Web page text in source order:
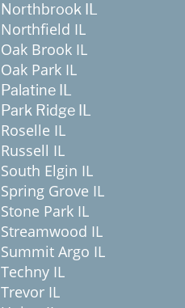
Northbrook IL
Northfield IL
Oak Brook IL
Oak Park IL
Palatine IL
Park Ridge IL
Roselle IL
Russell IL
South Elgin IL
Spring Grove IL
Stone Park IL
Streamwood IL
Summit Argo IL
Techny IL
Trevor IL